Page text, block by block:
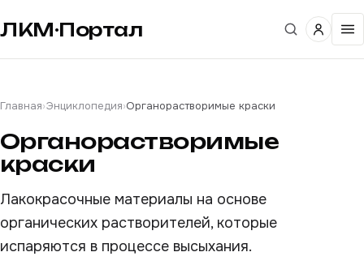
ЛКМ·Портал
Главная›Энциклопедия›Органорастворимые краски
Органорастворимые
краски
Лакокрасочные материалы на основе
органических растворителей, которые
испаряются в процессе высыхания.